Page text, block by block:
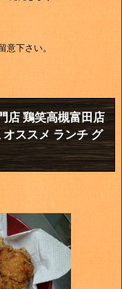
意下さい。
店 鶏笑高槻富田店
ススメ ランチ グ